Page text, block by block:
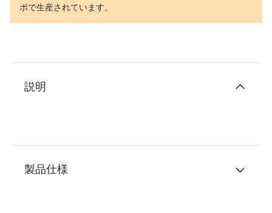
ボで生産されています。
説明
製品仕様